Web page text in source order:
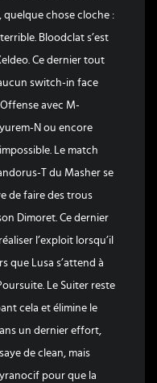
quelque chose cloche :
Bloodclat s’est
Ce dernier tout
switch-in face
avec M-
N ou encore
Le match
T du Masher se
de faire des trous
Dimoret. Ce dernier
l’exploit lorsqu’il
que Lusa s’attend à
Le Suiter reste
cela et élimine le
un dernier effort,
de clean, mais
pour que la